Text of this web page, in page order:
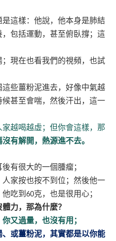
這樣：他說，他本身是肺結
包括運動，甚至俯臥撐；這
現在也看我們的視頻，也試
些薑粉泥進去，好像中氣越
甚至會喘，然後汗出，這一
越喝越虛；但你會這樣，那
有解開，熱源進不去。
有很大的一個腫瘤；
家按也按不到位；然後他一
他吃到60克，也是很用心；
力，那為什麼？
又過量，也沒有用；
或薑粉泥，其實都是以你能